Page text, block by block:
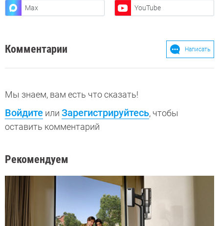
Max YouTube
Комментарии Написать
Мы знаем, вам есть что сказать!
Войдите или Зарегистрируйтесь, чтобы
оставить комментарий
Рекомендуем